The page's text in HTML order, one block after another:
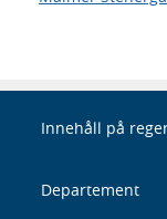
Innehåll på
Departement